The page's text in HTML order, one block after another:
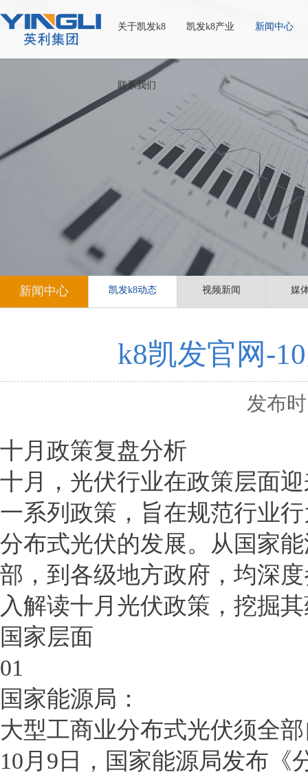
关于凯发k8 凯发k8产业 新闻中心
联系我们
新闻中心 凯发k8动态 视频新闻 媒
k8凯发官网-
发布
十月政策复盘分析
十月，光伏行业在政策层面
一系列政策，旨在规范行业
分布式光伏的发展。从国家
部，到各级地方政府，均深
入解读十月光伏政策，挖掘
国家层面
01
国家能源局：
大型工商业分布式光伏须全
10月9日，国家能源局发布《